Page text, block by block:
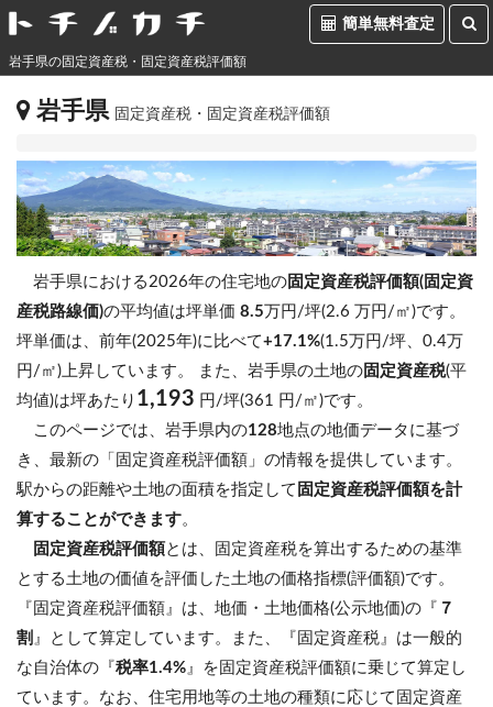
簡単無料査定
岩手県の固定資産税・固定資産税評価額
岩手県 固定資産税・固定資産税評価額
岩手県における2026年の住宅地の 固定資産税評価額(固定資
産税路線価)の平均値は坪単価 8.5万円/坪(2.6 万円/㎡)です。
坪単価は、前年(2025年)に比べて+17.1%(1.5万円/坪、0.4万
円/㎡)上昇しています。
また、岩手県の土地の 固定資産税(平
均値)は坪あたり 1,193 円/坪(361 円/㎡)です。
このページでは、岩手県内の128地点の地価データに基づ
き、最新の「固定資産税評価額」の情報を提供しています。
駅からの距離や土地の面積を指定して 固定資産税評価額を計
算することができます。
固定資産税評価額とは、固定資産税を算出するための基準
とする土地の価値を評価した土地の価格指標(評価額)です。
『固定資産税評価額』は、地価・土地価格(公示地価)の『 ７
割 』として算定しています。また、『固定資産税』は一般的
な自治体の『税率1.4% 』を固定資産税評価額に乗じて算定し
ています。なお、住宅用地等の土地の種類に応じて固定資産